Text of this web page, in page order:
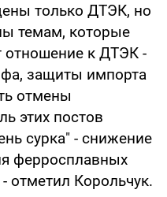
только ДТЭК, но
темам, которые
отношение к ДТЭК -
защиты импорта
отмены
этих постов
сурка" - снижение
ферросплавных
отметил Корольчук.